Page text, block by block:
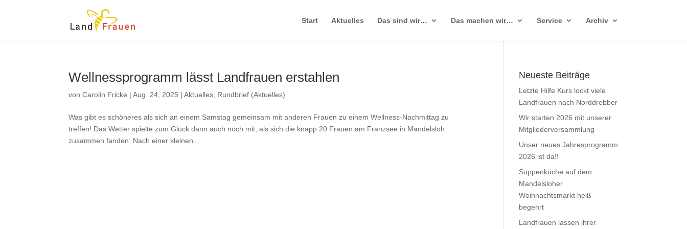
Start Aktuelles Das sind wir… Das machen wir… Service Archiv
Wellnessprogramm lässt Landfrauen erstahlen
vonCarolin Fricke |Aug. 24, 2025 |Aktuelles Rundbrief (Aktuelles)
Was gibt es schöneres als sich an einem Samstag gemeinsam mit anderen Frauen zu einem Wellness-Nachmittag zu
treffen! Das Wetter spielte zum Glück dann auch noch mit, als sich die knapp 20 Frauen am Franzsee in Mandelsloh
zusammen fanden. Nach einer kleinen...
Neueste Beiträge
Letzte Hilfe Kurs lockt viele
Landfrauen nach Norddrebber
Wir starten 2026 mit unserer
Mitgliederversammlung
Unser neues Jahresprogramm
2026 ist da!!
Suppenküche auf dem
Mandelsloher
Weihnachtsmarkt heiß
begehrt
Landfrauen lassen ihrer